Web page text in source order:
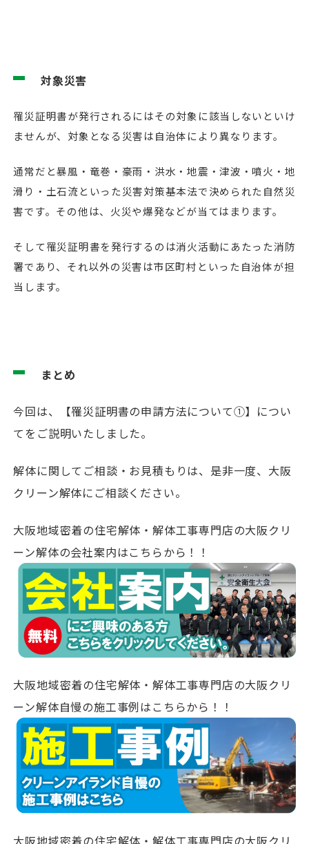
対象災害
罹災証明書が発行されるにはその対象に該当しないといけ
ませんが、対象となる災害は自治体により異なります。
通常だと暴風・竜巻・豪雨・洪水・地震・津波・噴火・地
滑り・土石流といった災害対策基本法で決められた自然災
害です。その他は、火災や爆発などが当てはまります。
そして罹災証明書を発行するのは消火活動にあたった消防
署であり、それ以外の災害は市区町村といった自治体が担
当します。
まとめ
今回は、【罹災証明書の申請方法について①】につい
てをご説明いたしました。
解体に関してご相談・お見積もりは、是非一度、大阪
クリーン解体にご相談ください。
大阪地域密着の住宅解体・解体工事専門店の大阪クリ
ーン解体の会社案内はこちらから！！
大阪地域密着の住宅解体・解体工事専門店の大阪クリ
ーン解体自慢の施工事例はこちらから！！